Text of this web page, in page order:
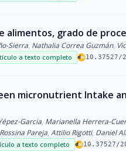
alimentos, grado de
Sierra, Nathalia Correa Guzmán,
a texto completo 10.37527/
micronutrient Intake
Garcia, Marianella Herrera-
Rossina Pareja, Attilio Rigotti, Daniel
a texto completo 10.37527/